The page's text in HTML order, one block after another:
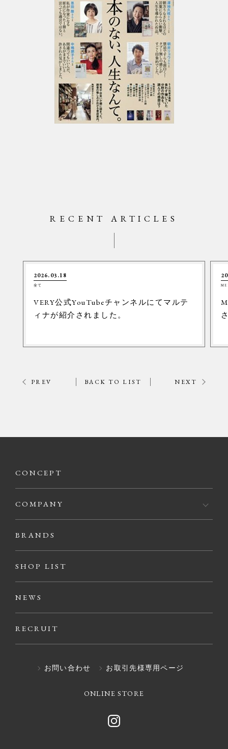
RECENT ARTICLES
2026.03.18
全て
VERY公式YouTubeチャンネルにてマルテ
ィナが紹介されました。
PREV BACK TO LIST NEXT
CONCEPT
COMPANY
BRANDS
SHOP LIST
NEWS
RECRUIT
お問い合わせ お取引先様専用ページ
ONLINE STORE